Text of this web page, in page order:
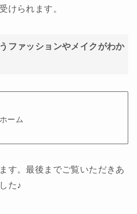
けられます。
ファッションやメイクがわか
ホーム
す。最後までご覧いただきあ
た♪